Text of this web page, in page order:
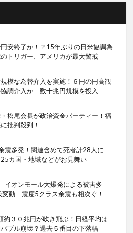
円安終了か！？15年ぶりの日米協調為
トリガー、アメリカが最大警戒
規模な為替介入を実施！６円の円高観
調介入か 数十兆円規模を投入
松尾会長が政治資金パーティー！福
批判殺到！
震多発！関連含めて死者計28人に
カ国・地域などがお見舞い
イオンモール大爆発による被害多
変動 震度5クラス余震も相次ぐ！
約３０兆円が吹き飛ぶ！日経平均は
ブル崩壊？過去５番目の下落幅